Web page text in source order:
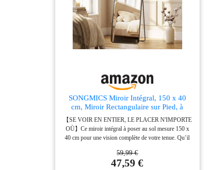
ou d'un dressing Mise
à niveau de l'emballage
: pour éviter que le
miroir ne soit
endommagé pendant le
valeur l'emballage
aucun montage. Grâce à son cadre léger, il peut être
déplacé facilement et posé chez vous, à l’endroit de
votre choix
SONGMICS Miroir Intégral, 150 x 40
cm, Miroir Rectangulaire sur Pied, à
Poser au Sol, Cadre en Alliage
d’Aluminium, Verre Trempé, pour
Chambre, Salon, Dressing, Noir d'encre
LFM034B01
【SE VOIR EN ENTIER, LE PLACER N'IMPORTE
OÙ】Ce miroir intégral à poser au sol mesure 150 x
40 cm pour une vision complète de votre tenue. Qu’il
parfait 【SOLIDE ET SÉCURISÉ】Doté d'un verre
trempé très résistant et d'un film de sécurité, ce miroir
59,99 €
47,59 €